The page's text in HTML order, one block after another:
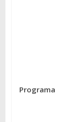
Programa